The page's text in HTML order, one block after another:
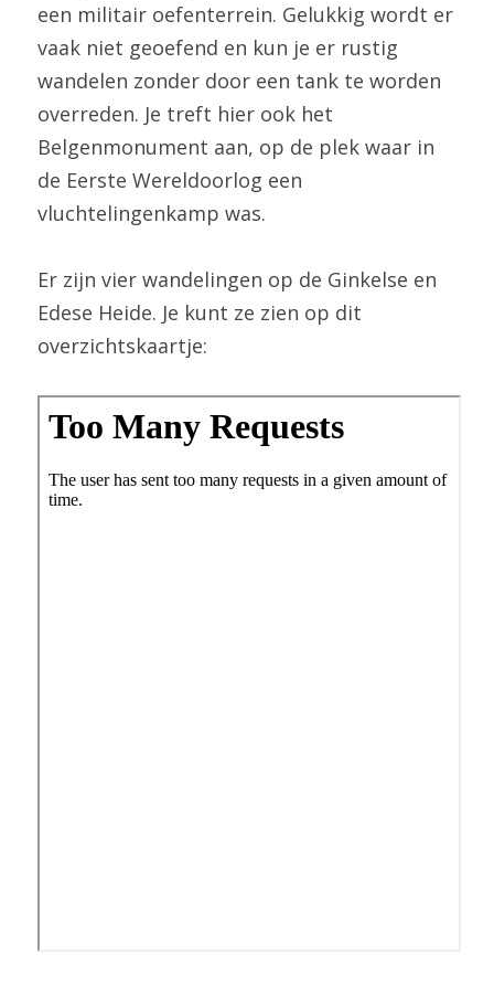
een militair oefenterrein. Gelukkig wordt er
vaak niet geoefend en kun je er rustig
wandelen zonder door een tank te worden
overreden. Je treft hier ook het
Belgenmonument aan, op de plek waar in
de Eerste Wereldoorlog een
vluchtelingenkamp was.
Er zijn vier wandelingen op de Ginkelse en
Edese Heide. Je kunt ze zien op dit
overzichtskaartje: